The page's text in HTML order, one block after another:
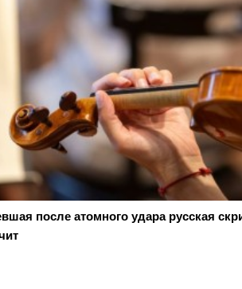
после атомного удара русская